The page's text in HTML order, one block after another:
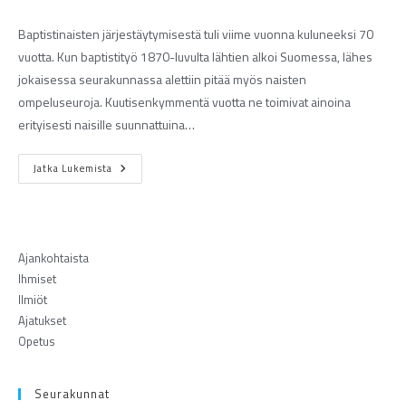
Baptistinaisten järjestäytymisestä tuli viime vuonna kuluneeksi 70
vuotta. Kun baptistityö 1870-luvulta lähtien alkoi Suomessa, lähes
jokaisessa seurakunnassa alettiin pitää myös naisten
ompeluseuroja. Kuutisenkymmentä vuotta ne toimivat ainoina
erityisesti naisille suunnattuina…
Jatka Lukemista
Ajankohtaista
Ihmiset
Ilmiöt
Ajatukset
Opetus
Seurakunnat